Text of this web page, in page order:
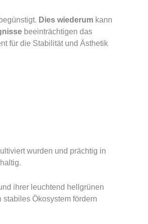
Dies wiederum kann
beeinträchtigen das
für die Stabilität und Ästhetik
wurden und prächtig in
ihrer leuchtend hellgrünen
Ökosystem fördern